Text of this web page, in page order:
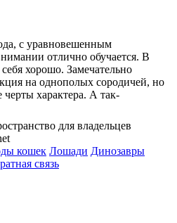
с уравновешенным
отлично обучается. В
хорошо. Замечательно
на однополых сородичей, но
характера. А так-
для владельцев
кошек Лошади Динозавры
связь